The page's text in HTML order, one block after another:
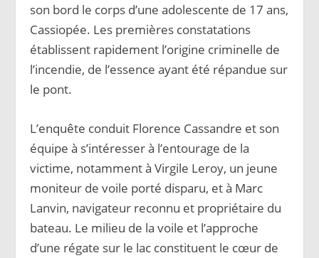
son bord le corps d’une adolescente de 17 ans,
Cassiopée. Les premières constatations
établissent rapidement l’origine criminelle de
l’incendie, de l’essence ayant été répandue sur
le pont.
L’enquête conduit Florence Cassandre et son
équipe à s’intéresser à l’entourage de la
victime, notamment à Virgile Leroy, un jeune
moniteur de voile porté disparu, et à Marc
Lanvin, navigateur reconnu et propriétaire du
bateau. Le milieu de la voile et l’approche
d’une régate sur le lac constituent le cœur de